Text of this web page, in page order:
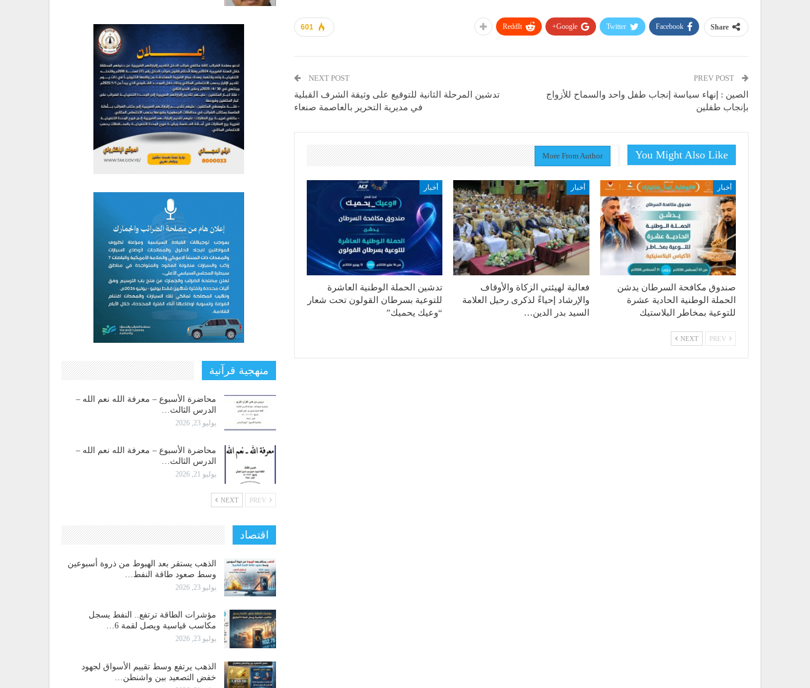
601 Share
Facebook
Twitter
Google+
ReddIt
الصين : إنهاء سياسة إنجاب طفل واحد والسماح للأزواج
بإنجاب طفلين
NEXT POST
تدشين المرحلة الثانية للتوقيع على وثيقة الشرف القبلية
في مديرية التحرير بالعاصمة صنعاء
You Might Also Like
More From Author
أخبار
صندوق مكافحة السرطان يدشن
الحملة الوطنية الحادية عشرة
للتوعية بمخاطر البلاستيك
أخبار
فعالية لهيئتي الزكاة والأوقاف
والإرشاد إحياءً لذكرى رحيل العلامة
السيد بدر الدين…
أخبار
تدشين الحملة الوطنية العاشرة
للتوعية بسرطان القولون تحت شعار
“وعيك يحميك”
NEXT
منهجية قرآنية
محاضرة الأسبوع – معرفة الله نعم الله –
الدرس الثالث…
يوليو 23, 2026
محاضرة الأسبوع – معرفة الله نعم الله –
الدرس الثالث…
يوليو 21, 2026
NEXT
اقتصاد
الذهب يستقر بعد الهبوط من ذروة أسبوعين
وسط صعود طاقة النفط…
يوليو 23, 2026
مؤشرات الطاقة ترتفع.. النفط يسجل
مكاسب قياسية ويصل لقمة 6…
يوليو 23, 2026
الذهب يرتفع وسط تقييم الأسواق لجهود
خفض التصعيد بين واشنطن…